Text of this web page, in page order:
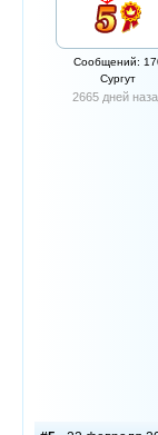
Сообщений:
Сургут
2665 дней